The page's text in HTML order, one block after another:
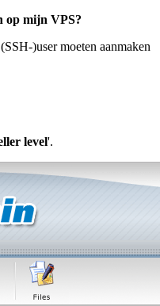
op mijn VPS?
)user moeten aanmaken
level'.